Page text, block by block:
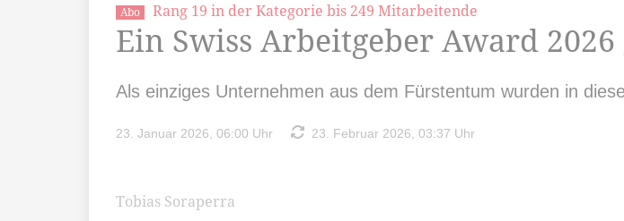
Abo Rang 19 in der Kategorie bis 249 Mitarbeitende
Ein Swiss Arbeitgeber Award
Als einziges Unternehmen aus dem Fürstentum wurden in
23. Januar 2026, 06:00 Uhr 23. Februar 2026, 03:37 Uhr
Tobias Soraperra